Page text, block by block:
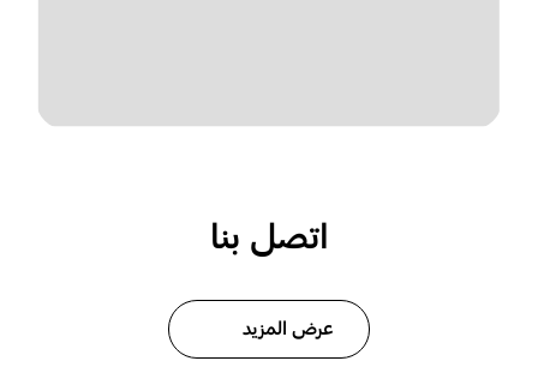
اتصل بنا
عرض المزيد